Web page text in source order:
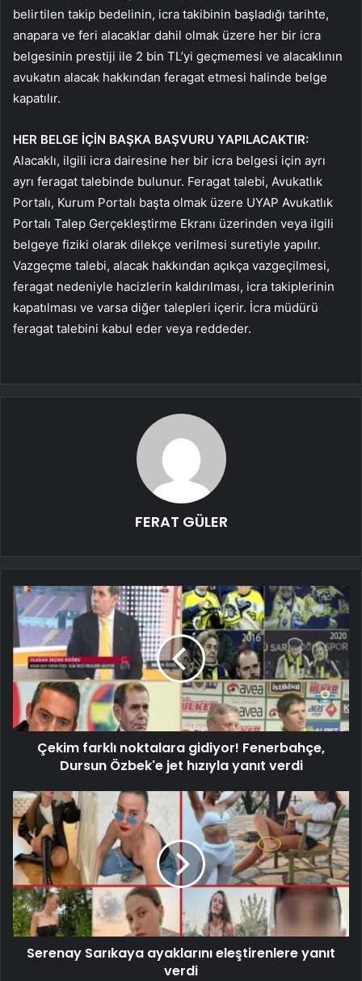
belirtilen takip bedelinin, icra takibinin başladığı tarihte,
anapara ve feri alacaklar dahil olmak üzere her bir icra
belgesinin prestiji ile 2 bin TL’yi geçmemesi ve alacaklının
avukatın alacak hakkından feragat etmesi halinde belge
kapatılır.
HER BELGE İÇİN BAŞKA BAŞVURU YAPILACAKTIR:
Alacaklı, ilgili icra dairesine her bir icra belgesi için ayrı
ayrı feragat talebinde bulunur. Feragat talebi, Avukatlık
Portalı, Kurum Portalı başta olmak üzere UYAP Avukatlık
Portalı Talep Gerçekleştirme Ekranı üzerinden veya ilgili
belgeye fiziki olarak dilekçe verilmesi suretiyle yapılır.
Vazgeçme talebi, alacak hakkından açıkça vazgeçilmesi,
feragat nedeniyle hacizlerin kaldırılması, icra takiplerinin
kapatılması ve varsa diğer talepleri içerir. İcra müdürü
feragat talebini kabul eder veya reddeder.
FERAT GÜLER
Çekim farklı noktalara gidiyor! Fenerbahçe,
Dursun Özbek'e jet hızıyla yanıt verdi
Serenay Sarıkaya ayaklarını eleştirenlere yanıt
verdi